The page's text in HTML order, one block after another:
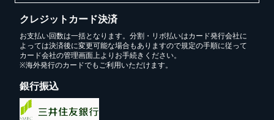
クレジットカード決済
お支払い回数は一括となります。分割・リボ払いはカード発行会社に
よっては決済後に変更可能な場合もありますので規定の手順に従って
カード会社の管理画面上よりお手続きください。
※海外発行のカードでもご利用いただけます。
銀行振込